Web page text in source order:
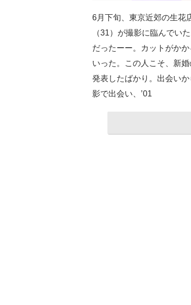
6月下旬、東京近郊の生花
（31）が撮影に臨んでい
だったーー。カットがか
いった。この人こそ、新
発表したばかり。出会い
影で出会い、’01